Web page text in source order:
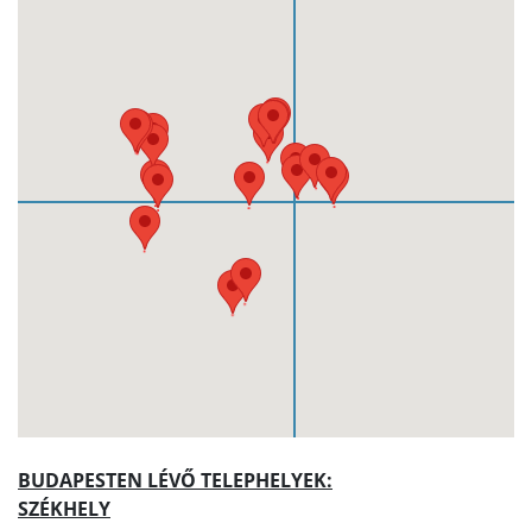
BUDAPESTEN LÉVŐ TELEPHELYEK:
SZÉKHELY